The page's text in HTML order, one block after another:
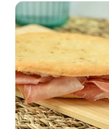
AGGIUNGI AL